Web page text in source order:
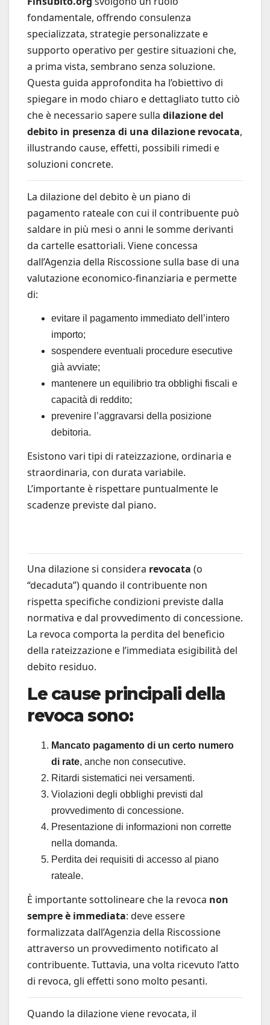
fondamentale, offrendo consulenza
specializzata, strategie personalizzate e
supporto operativo per gestire situazioni che,
a prima vista, sembrano senza soluzione.
Questa guida approfondita ha l’obiettivo di
spiegare in modo chiaro e dettagliato tutto ciò
che è necessario sapere sulla dilazione del
debito in presenza di una dilazione revocata,
illustrando cause, effetti, possibili rimedi e
soluzioni concrete.
La dilazione del debito è un piano di
pagamento rateale con cui il contribuente può
saldare in più mesi o anni le somme derivanti
da cartelle esattoriali. Viene concessa
dall’Agenzia della Riscossione sulla base di una
valutazione economico‑finanziaria e permette
di:
evitare il pagamento immediato dell’intero
importo;
sospendere eventuali procedure esecutive
già avviate;
mantenere un equilibrio tra obblighi fiscali e
capacità di reddito;
prevenire l’aggravarsi della posizione
debitoria.
Esistono vari tipi di rateizzazione, ordinaria e
straordinaria, con durata variabile.
L’importante è rispettare puntualmente le
scadenze previste dal piano.
Una dilazione si considera revocata (o
“decaduta”) quando il contribuente non
rispetta specifiche condizioni previste dalla
normativa e dal provvedimento di concessione.
La revoca comporta la perdita del beneficio
della rateizzazione e l’immediata esigibilità del
debito residuo.
Le cause principali della
revoca sono:
Mancato pagamento di un certo numero
di rate, anche non consecutive.
Ritardi sistematici nei versamenti.
Violazioni degli obblighi previsti dal
provvedimento di concessione.
Presentazione di informazioni non corrette
nella domanda.
Perdita dei requisiti di accesso al piano
rateale.
È importante sottolineare che la revoca non
sempre è immediata: deve essere
formalizzata dall’Agenzia della Riscossione
attraverso un provvedimento notificato al
contribuente. Tuttavia, una volta ricevuto l’atto
di revoca, gli effetti sono molto pesanti.
Quando la dilazione viene revocata, il